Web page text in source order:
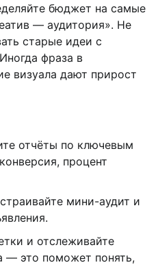
бюджет на самые
— аудитория». Не
старые идеи с
фраза в
визуала дают прирост
отчёты по ключевым
процент
мини-аудит и
и отслеживайте
— это поможет понять,